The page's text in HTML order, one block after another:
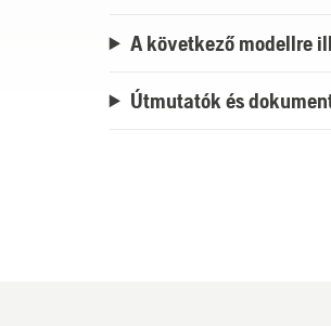
A következő modellre
Útmutatók és